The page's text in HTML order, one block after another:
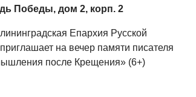
Победы, дом 2, корп. 2
Епархия Русской
на вечер памяти писателя
после Крещения» (6+)